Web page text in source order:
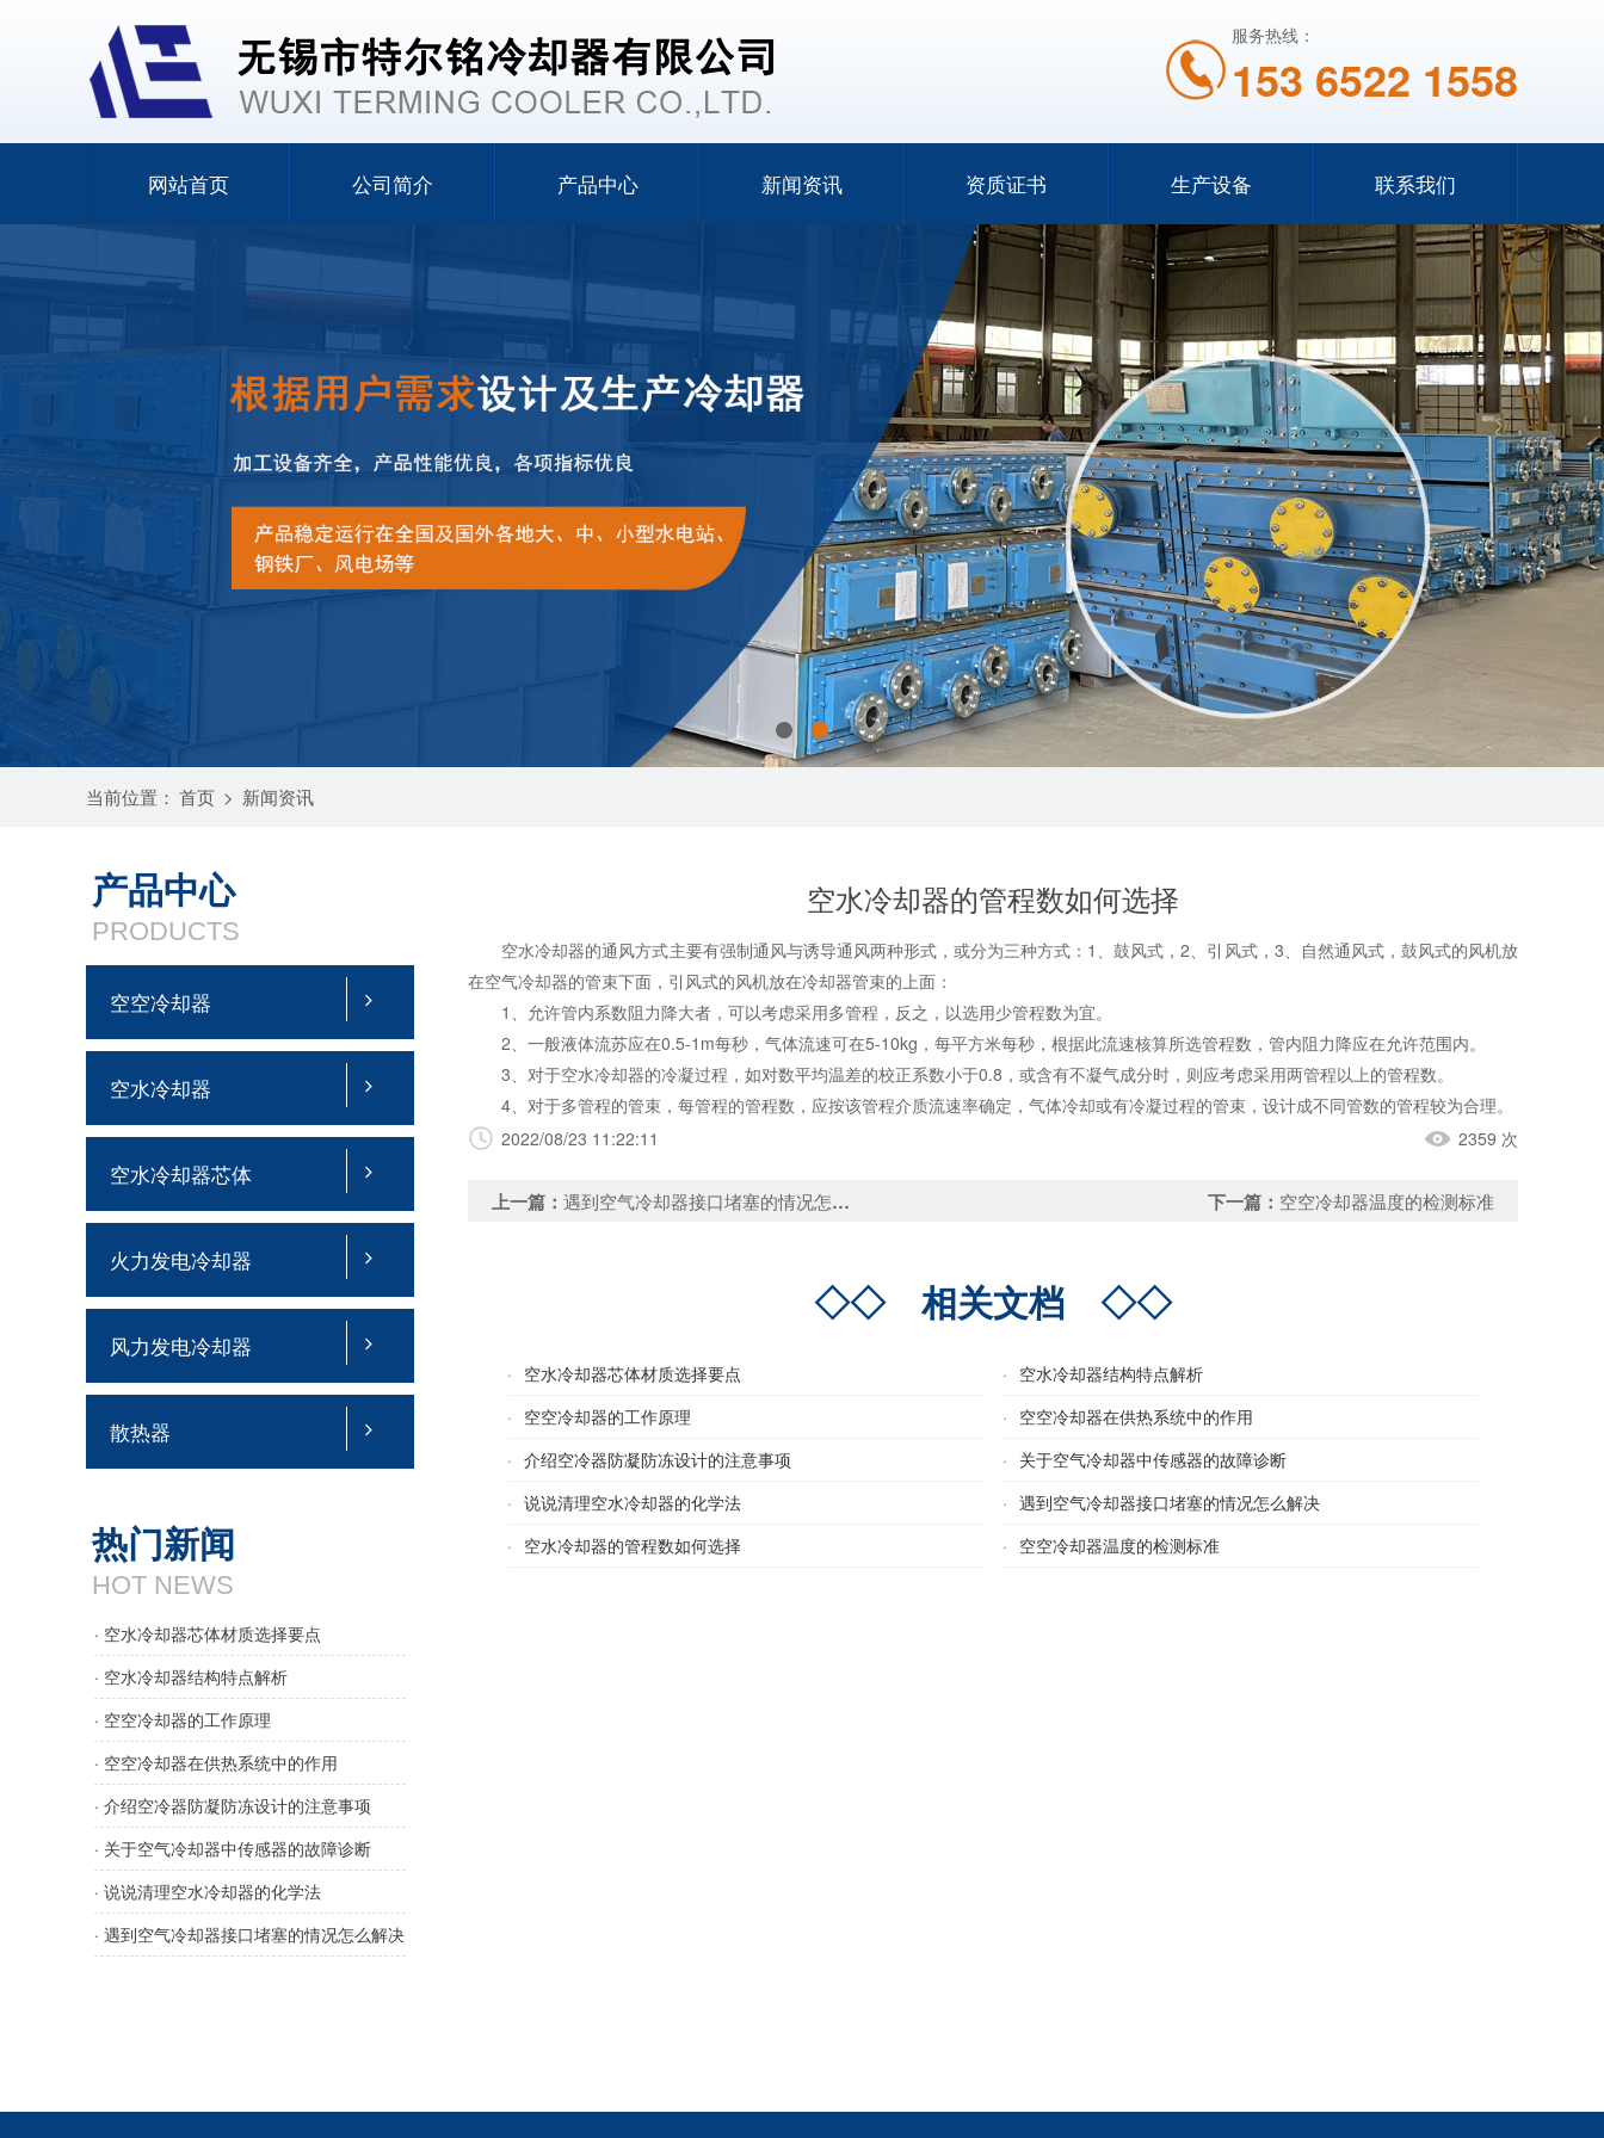
服务热线：
153 6522 1558
网站首页 公司简介 产品中心 新闻资讯 资质证书 生产设备 联系我们
当前位置： 首页 > 新闻资讯
产品中心
PRODUCTS
空空冷却器
空水冷却器
空水冷却器芯体
火力发电冷却器
风力发电冷却器
散热器
热门新闻
HOT NEWS
· 空水冷却器芯体材质选择要点
· 空水冷却器结构特点解析
· 空空冷却器的工作原理
· 空空冷却器在供热系统中的作用
· 介绍空冷器防凝防冻设计的注意事项
· 关于空气冷却器中传感器的故障诊断
· 说说清理空水冷却器的化学法
· 遇到空气冷却器接口堵塞的情况怎么解决
空水冷却器的管程数如何选择
空水冷却器的通风方式主要有强制通风与诱导通风两种形式，或分为三种方式：1、鼓风式，2、引风式，3、自然通风式，鼓风式的风机放
在空气冷却器的管束下面，引风式的风机放在冷却器管束的上面：
1、允许管内系数阻力降大者，可以考虑采用多管程，反之，以选用少管程数为宜。
2、一般液体流苏应在0.5-1m每秒，气体流速可在5-10kg，每平方米每秒，根据此流速核算所选管程数，管内阻力降应在允许范围内。
3、对于空水冷却器的冷凝过程，如对数平均温差的校正系数小于0.8，或含有不凝气成分时，则应考虑采用两管程以上的管程数。
4、对于多管程的管束，每管程的管程数，应按该管程介质流速率确定，气体冷却或有冷凝过程的管束，设计成不同管数的管程较为合理。
2022/08/23 11:22:11
2359 次
上一篇： 遇到空气冷却器接口堵塞的情况怎么解决 下一篇： 空空冷却器温度的检测标准
◇◇相关文档 ◇◇
· 空水冷却器芯体材质选择要点 · 空水冷却器结构特点解析
· 空空冷却器的工作原理 · 空空冷却器在供热系统中的作用
· 介绍空冷器防凝防冻设计的注意事项 · 关于空气冷却器中传感器的故障诊断
· 说说清理空水冷却器的化学法 · 遇到空气冷却器接口堵塞的情况怎么解决
· 空水冷却器的管程数如何选择 · 空空冷却器温度的检测标准